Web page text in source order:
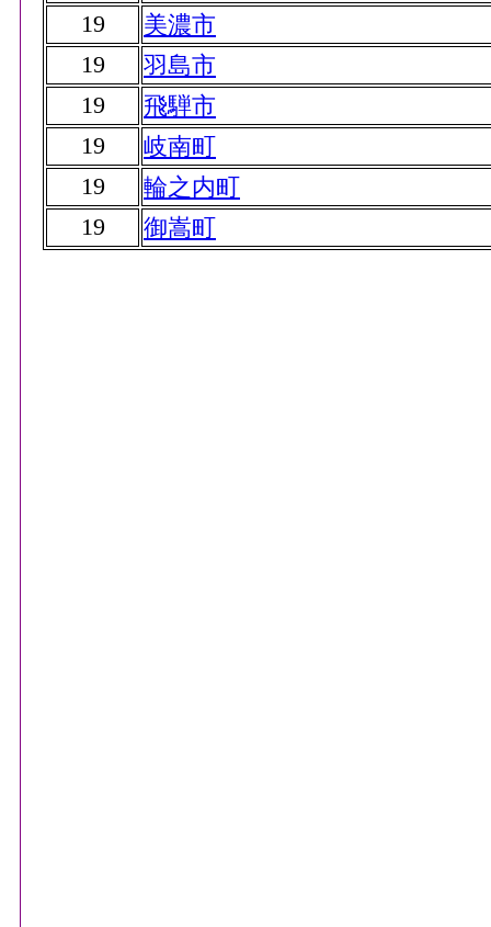
19
美濃市
19
羽島市
19
飛騨市
19
岐南町
19
輪之内町
19
御嵩町